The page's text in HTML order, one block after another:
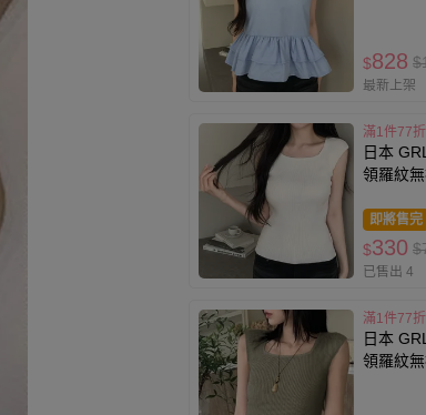
$828
最新上架
滿1件77
日本
領羅紋
即將售完
$330
已售出 4
滿1件77
日本
領羅紋